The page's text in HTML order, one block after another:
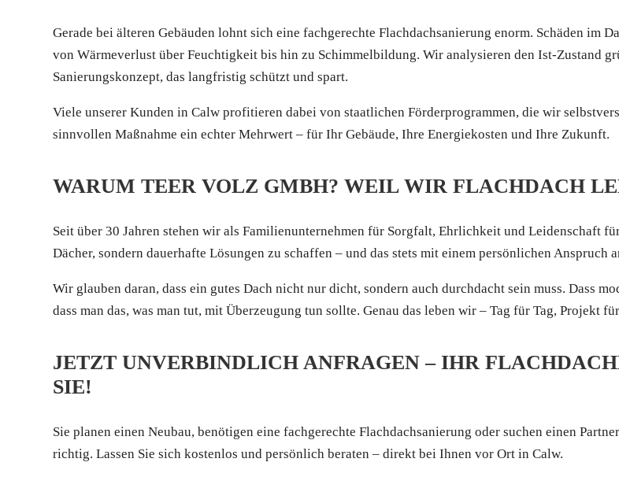
Gerade bei älteren Gebäuden lohnt sich eine fachgerechte Flachdachsanierung enorm. Schäden im
von Wärmeverlust über Feuchtigkeit bis hin zu Schimmelbildung. Wir analysieren den Ist-Zustand
Sanierungskonzept, das langfristig schützt und spart.
Viele unserer Kunden in Calw profitieren dabei von staatlichen Förderprogrammen, die wir
sinnvollen Maßnahme ein echter Mehrwert – für Ihr Gebäude, Ihre Energiekosten und Ihre Zukunft.
WARUM TEER VOLZ GMBH? WEIL WIR FLACHDACH
Seit über 30 Jahren stehen wir als Familienunternehmen für Sorgfalt, Ehrlichkeit und Leidenschaft
Dächer, sondern dauerhafte Lösungen zu schaffen – und das stets mit einem persönlichen
Wir glauben daran, dass ein gutes Dach nicht nur dicht, sondern auch durchdacht sein muss. Dass
dass man das, was man tut, mit Überzeugung tun sollte. Genau das leben wir – Tag für Tag, Projekt
JETZT UNVERBINDLICH ANFRAGEN – IHR
SIE!
Sie planen einen Neubau, benötigen eine fachgerechte Flachdachsanierung oder suchen einen
richtig. Lassen Sie sich kostenlos und persönlich beraten – direkt bei Ihnen vor Ort in Calw.